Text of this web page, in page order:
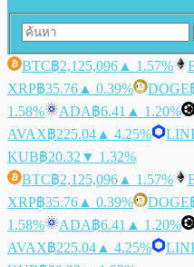
BTC฿2,125,096 ▲ 1.57%
XRP฿35.76 ▲ 0.39% DOGE
1.58%
ADA฿6.41 ▲ 1.20%
AVAX฿225.04 ▲ 4.25%
KUB฿20.32 ▼ 1.32%
BTC฿2,125,096 ▲ 1.57%
XRP฿35.76 ▲ 0.39% DOGE
1.58%
ADA฿6.41 ▲ 1.20%
AVAX฿225.04 ▲ 4.25%